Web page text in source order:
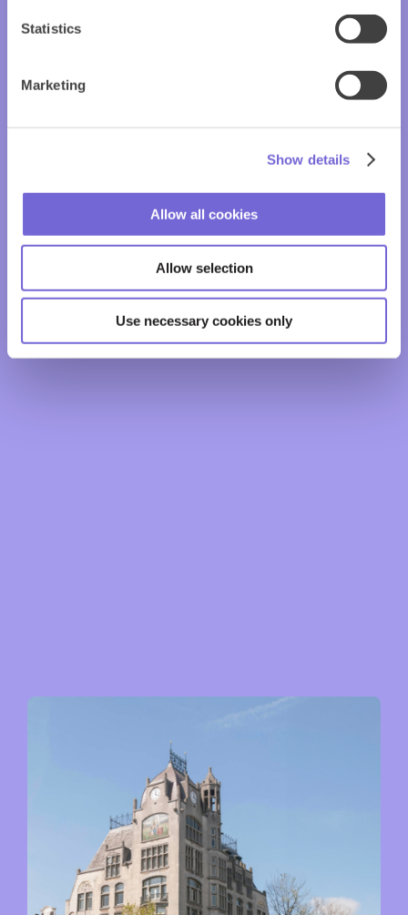
Statistics
Marketing
Show details
Allow all cookies
Allow selection
Use necessary cookies only